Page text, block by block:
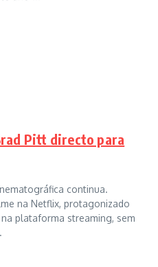
Pitt directo para
continua.
na Netflix, protagonizado
plataforma streaming, sem